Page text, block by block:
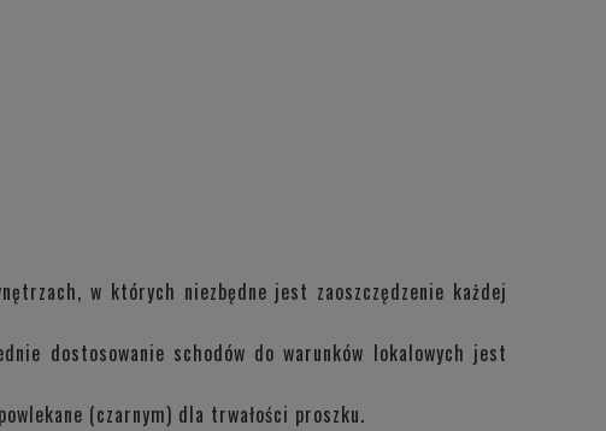
w których niezbędne jest zaoszczędzenie każdej
dostosowanie schodów do warunków lokalowych jest
(czarnym) dla trwałości proszku.